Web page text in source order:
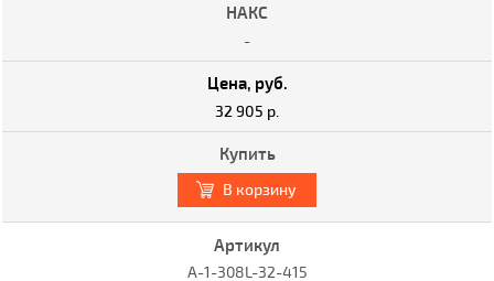
-
32 905 р.
В корзину
A-1-308L-32-415